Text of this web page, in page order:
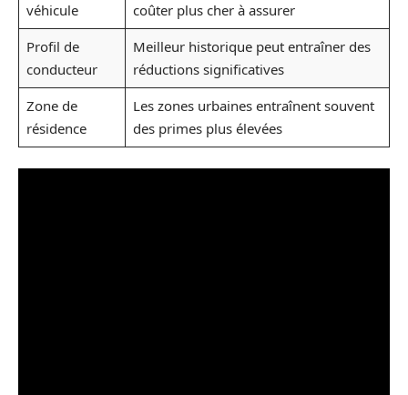
véhicule
coûter plus cher à assurer
Profil de
conducteur
Meilleur historique peut entraîner des
réductions significatives
Zone de
résidence
Les zones urbaines entraînent souvent
des primes plus élevées